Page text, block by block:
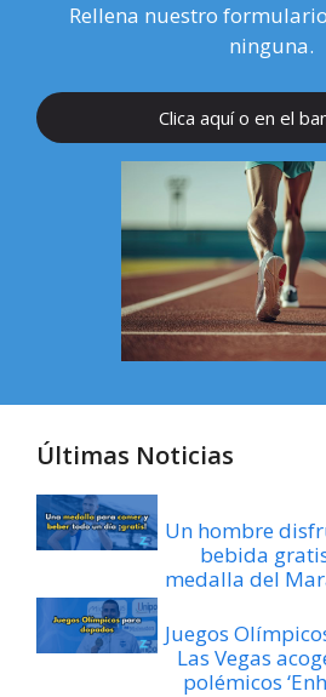
Rellena nuestro
ninguna.
Clica aquí o en el
Últimas Noticias
Un hombre
bebida
medalla del
Juegos
Las Vegas
polémicos